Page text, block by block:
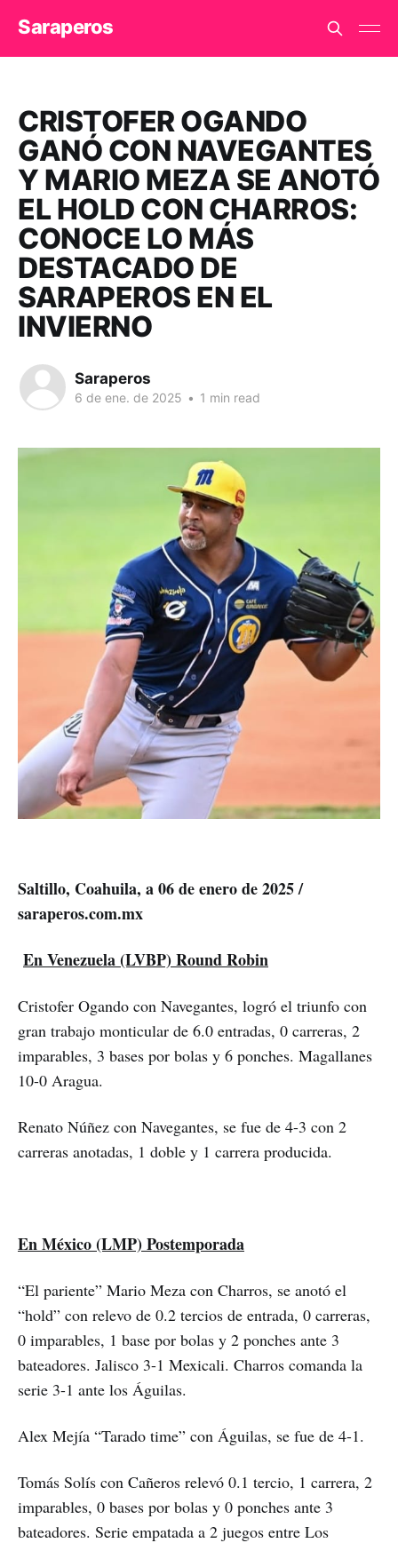
Saraperos
CRISTOFER OGANDO
GANÓ CON NAVEGANTES
Y MARIO MEZA SE ANOTÓ
EL HOLD CON CHARROS:
CONOCE LO MÁS
DESTACADO DE
SARAPEROS EN EL
INVIERNO
Saraperos
6 de ene. de 2025 • 1 min read
Saltillo, Coahuila, a 06 de enero de 2025 /
saraperos.com.mx
En Venezuela (LVBP) Round Robin
Cristofer Ogando con Navegantes, logró el triunfo con
gran trabajo monticular de 6.0 entradas, 0 carreras, 2
imparables, 3 bases por bolas y 6 ponches. Magallanes
10-0 Aragua.
Renato Núñez con Navegantes, se fue de 4-3 con 2
carreras anotadas, 1 doble y 1 carrera producida.
En México (LMP) Postemporada
“El pariente” Mario Meza con Charros, se anotó el
“hold” con relevo de 0.2 tercios de entrada, 0 carreras,
0 imparables, 1 base por bolas y 2 ponches ante 3
bateadores. Jalisco 3-1 Mexicali. Charros comanda la
serie 3-1 ante los Águilas.
Alex Mejía “Tarado time” con Águilas, se fue de 4-1.
Tomás Solís con Cañeros relevó 0.1 tercio, 1 carrera, 2
imparables, 0 bases por bolas y 0 ponches ante 3
bateadores. Serie empatada a 2 juegos entre Los